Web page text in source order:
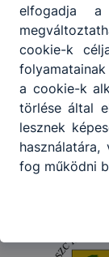
elfogadja
cookie-k
a cookie-k
törlése által
lesznek
fog működni